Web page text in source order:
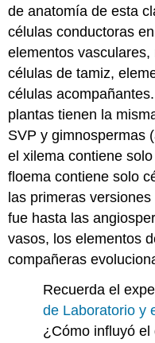
Atribuciones
de anatomía de esta
células conductoras
elementos
células de tamiz,
células
plantas tienen la
SVP y gimnospermas
el xilema contiene
floema contiene solo
las primeras
fue hasta las
vasos, los elementos
compañeras
Recuerda el
de Laboratorio y
¿Cómo influyó